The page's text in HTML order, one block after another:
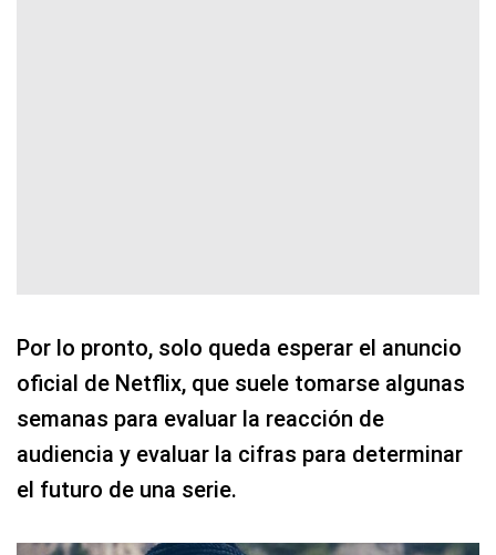
Por lo pronto, solo queda esperar el anuncio
oficial de Netflix, que suele tomarse algunas
semanas para evaluar la reacción de
audiencia y evaluar la cifras para determinar
el futuro de una serie.